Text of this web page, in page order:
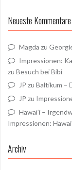
Neueste Kommentare
Magda zu
Impressionen:
zu Besuch bei Bibi
JP zu Baltikum –
JP zu
Hawai’i –
Impressionen:
Archiv